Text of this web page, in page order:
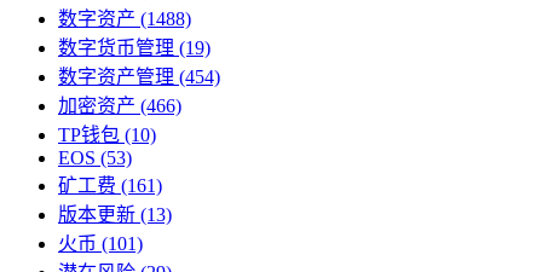
数字资产 (1488)
数字货币管理 (19)
数字资产管理 (454)
加密资产 (466)
TP钱包 (10)
EOS (53)
矿工费 (161)
版本更新 (13)
火币 (101)